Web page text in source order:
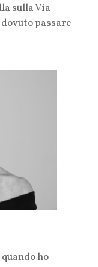
sulla Via
passare
ho